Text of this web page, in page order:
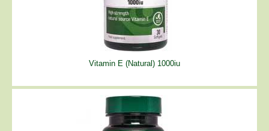
Vitamin E (Natural) 1000iu